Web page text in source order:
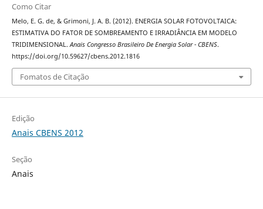
Como Citar
Melo, E. G. de, & Grimoni, J. A. B. (2012). ENERGIA SOLAR FOTOVOLTAICA:
ESTIMATIVA DO FATOR DE SOMBREAMENTO E IRRADIÂNCIA EM MODELO
TRIDIMENSIONAL. Anais Congresso Brasileiro De Energia Solar - CBENS.
https://doi.org/10.59627/cbens.2012.1816
Fomatos de Citação
Edição
Anais CBENS 2012
Seção
Anais